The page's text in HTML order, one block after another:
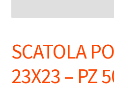
SCATOLA
23X23 – PZ